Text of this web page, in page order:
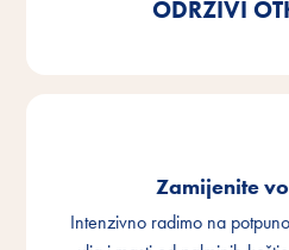
ODRŽIVI
Zamijenite
Intenzivno radimo na